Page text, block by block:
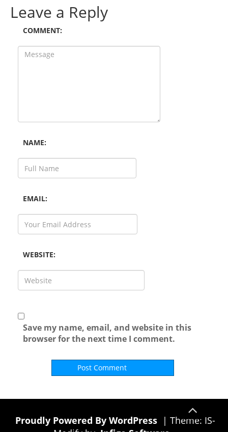
Leave a Reply
COMMENT:
NAME:
EMAIL:
WEBSITE:
Save my name, email, and website in this
browser for the next time I comment.
Proudly Powered By WordPress | Theme: IS-